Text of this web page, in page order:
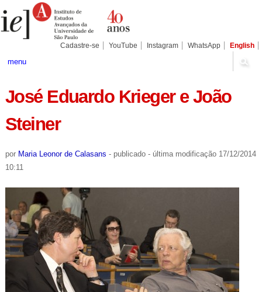
para
conteúdo.
Pessoais
Cadastre-se YouTube Instagram WhatsApp English
menu
José Eduardo Krieger e João
Steiner
por Maria Leonor de Calasans - publicado - última modificação17/12/2014
10:11